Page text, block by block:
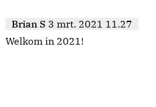
Brian S 3 mrt. 2021 11.27
Welkom in 2021!